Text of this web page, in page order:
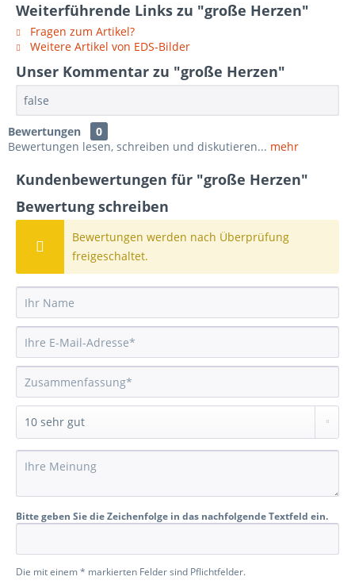
Weiterführende Links zu "große Herzen"
Fragen zum Artikel?
Weitere Artikel von EDS-Bilder
Unser Kommentar zu "große Herzen"
false
Bewertungen
0
Bewertungen lesen, schreiben und diskutieren... mehr
Kundenbewertungen für "große Herzen"
Bewertung schreiben
Bewertungen werden nach Überprüfung
freigeschaltet.
Bitte geben Sie die Zeichenfolge in das nachfolgende Textfeld ein.
Die mit einem * markierten Felder sind Pflichtfelder.